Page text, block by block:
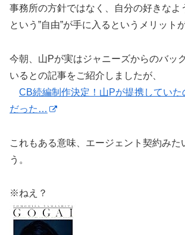
事務所の方針ではなく、自分の好きなよ
という”自由”が手に入るというメリットが
今朝、山Pが実はジャニーズからのバッ
いるとの記事をご紹介しましたが、
CB続編制作決定！山Pが提携していた
だった…
これもある意味、エージェント契約みた
う。
※ねえ？